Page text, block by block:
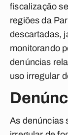
fiscalização
regiões da
descartadas,
monitorando
denúncias
uso irregular
As denúncias